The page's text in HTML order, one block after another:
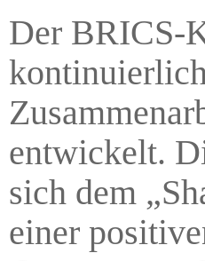
Der BRICS-
entwickelt.
sich dem
einer